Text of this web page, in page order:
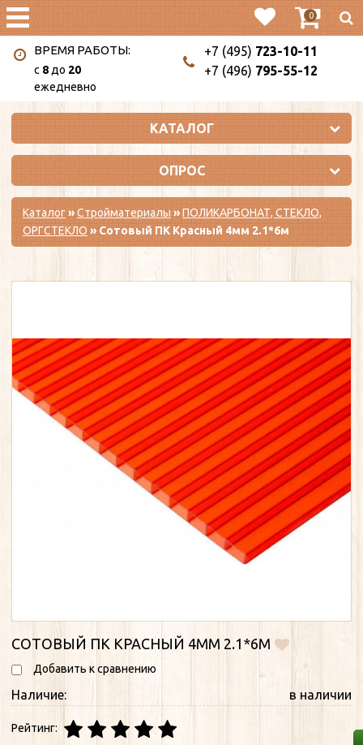
0
ВРЕМЯ РАБОТЫ:
c 8 до 20
ежедневно
+7 (495) 723-10-11
+7 (496) 795-55-12
КАТАЛОГ
ОПРОС
Каталог»Стройматериалы »ПОЛИКАРБОНАТ, СТЕКЛО,
ОРГСТЕКЛО » Сотовый ПК Красный 4мм 2.1*6м
СОТОВЫЙ ПК КРАСНЫЙ 4ММ 2.1*6М
Добавить к сравнению
Наличие: в наличии
Рейтинг: